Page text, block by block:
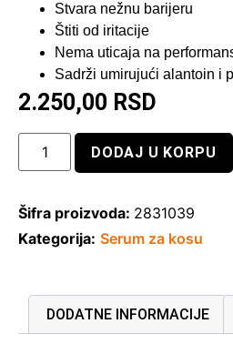
Stvara nežnu barijeru
Štiti od iritacije
Nema uticaja na
Sadrži umirujući alantoin i
2.250,00 RSD
DODAJ U KORPU
Šifra proizvoda: 2831039
Kategorija: Serum za kosu
DODATNE INFORMACIJE